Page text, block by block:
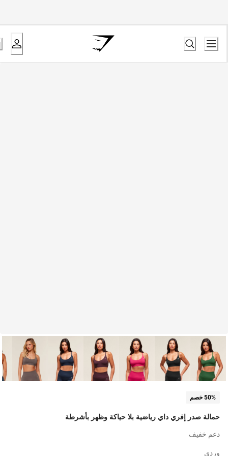
50% خصم
حمالة صدر إفري داي رياضية بلا حياكة وظهر بأشرطة
دعم خفيف
وردي